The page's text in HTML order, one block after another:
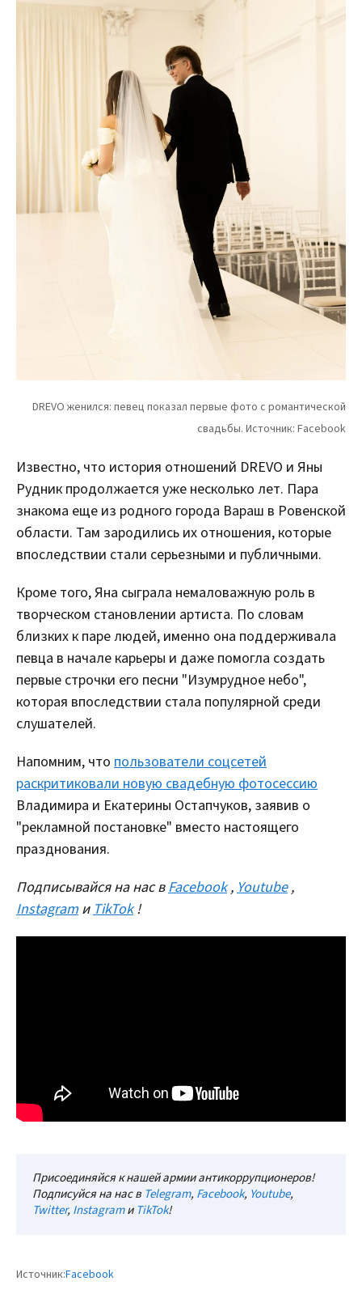
Известно, что история отношений DREVO и Яны
Рудник продолжается уже несколько лет. Пара
знакома еще из родного города Вараш в Ровенской
области. Там зародились их отношения, которые
впоследствии стали серьезными и публичными.
Кроме того, Яна сыграла немаловажную роль в
творческом становлении артиста. По словам
близких к паре людей, именно она поддерживала
певца в начале карьеры и даже помогла создать
первые строчки его песни "Изумрудное небо",
которая впоследствии стала популярной среди
слушателей.
Напомним, что пользователи соцсетей
раскритиковали новую свадебную фотосессию
Владимира и Екатерины Остапчуков, заявив о
"рекламной постановке" вместо настоящего
празднования.
Подписывайся на нас в Facebook , Youtube ,
Instagram и TikTok !
Присоединяйся к нашей армии антикоррупционеров!
Подписуйся на нас в Telegram, Facebook, Youtube,
Twitter, InstagramиTikTok!
Источник:Facebook